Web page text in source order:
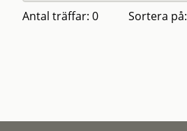
Antal träffar: 0 Sortera på: